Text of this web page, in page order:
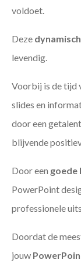
voldoet.
Deze
levendig.
Voorbij is de tijd
slides en
door een
blijvende
Door een goede
PowerPoint
professionele
Doordat de
jouw